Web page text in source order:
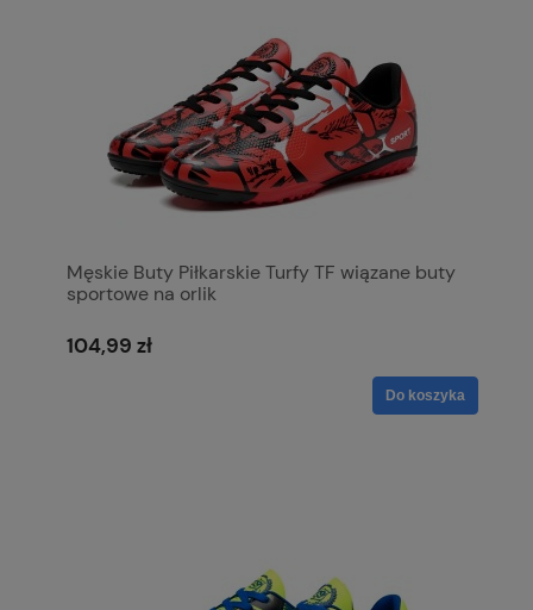
Męskie Buty Piłkarskie Turfy TF wiązane buty
sportowe na orlik
104,99 zł
Do koszyka